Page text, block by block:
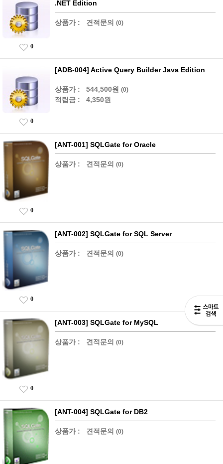
.NET Edition
상품가 : 견적문의 (0)
0
[ADB-004] Active Query Builder Java Edition
상품가 : 544,500원 (0)
적립금 : 4,350원
0
[ANT-001] SQLGate for Oracle
상품가 : 견적문의 (0)
0
[ANT-002] SQLGate for SQL Server
상품가 : 견적문의 (0)
0
[ANT-003] SQLGate for MySQL
상품가 : 견적문의 (0)
0
[ANT-004] SQLGate for DB2
상품가 : 견적문의 (0)